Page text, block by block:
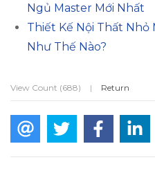
Ngủ Master Mới Nhất
Thiết Kế Nội Thất Nhỏ
Như Thế Nào?
View Count (688) | Return